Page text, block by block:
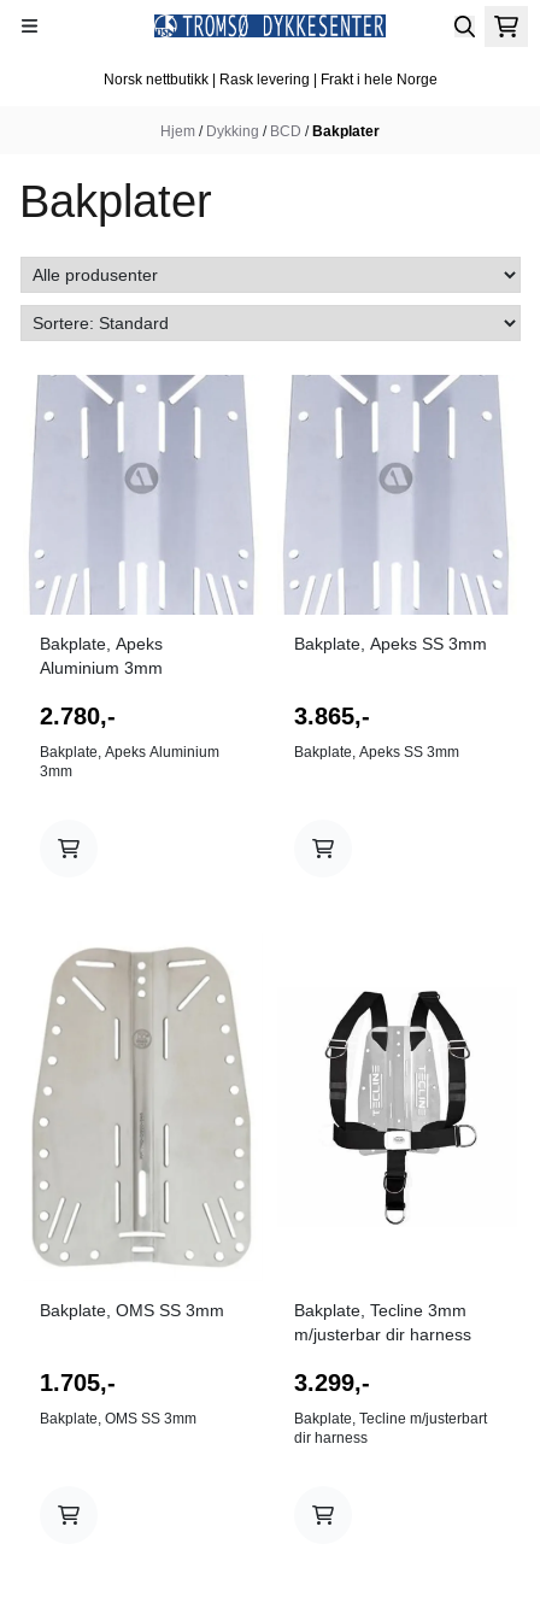
Hopp til innhold
Norsk nettbutikk | Rask levering | Frakt i hele Norge
Hjem / Dykking / BCD /Bakplater
Bakplater
Bakplate, Apeks
Aluminium 3mm
2.780,-
Bakplate, Apeks Aluminium
3mm
Bakplate, Apeks SS 3mm
3.865,-
Bakplate, Apeks SS 3mm
Bakplate, OMS SS 3mm
1.705,-
Bakplate, OMS SS 3mm
På lager
Bakplate, Tecline 3mm
m/justerbar dir harness
3.299,-
Bakplate, Tecline m/justerbart
dir harness